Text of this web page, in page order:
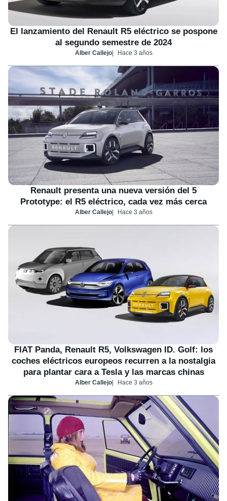
El lanzamiento del Renault R5 eléctrico se pospone
al segundo semestre de 2024
Alber Callejo Hace 3 años
Renault presenta una nueva versión del 5
Prototype: el R5 eléctrico, cada vez más cerca
Alber Callejo Hace 3 años
FIAT Panda, Renault R5, Volkswagen ID. Golf: los
coches eléctricos europeos recurren a la nostalgia
para plantar cara a Tesla y las marcas chinas
Alber Callejo Hace 3 años